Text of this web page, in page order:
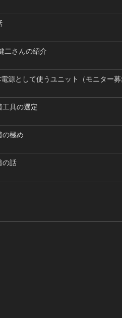
二さんの紹介
源として使うユニット（モニター募
工具の選定
の極め
の話